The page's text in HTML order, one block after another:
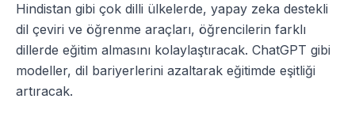
Hindistan gibi çok dilli ülkelerde, yapay zeka destekli
dil çeviri ve öğrenme araçları, öğrencilerin farklı
dillerde eğitim almasını kolaylaştıracak. ChatGPT gibi
modeller, dil bariyerlerini azaltarak eğitimde eşitliği
artıracak.